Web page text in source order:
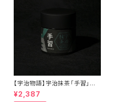
【宇治物語】宇治抹茶「手習」～
おくみどりシングルオリジン＜在
庫一掃セール！＞
¥2,387